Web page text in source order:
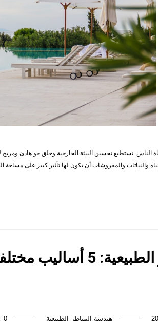
الناس. تستطيع تحسين البيئة الخارجية وخلق جو هادئ
والنباتات والمفروشات أن يكون لها تأثير كبير على مساحة
مختلفة لخلق أفضل مظهر
هندسة المناظر الطبيعية 0 COMMENT